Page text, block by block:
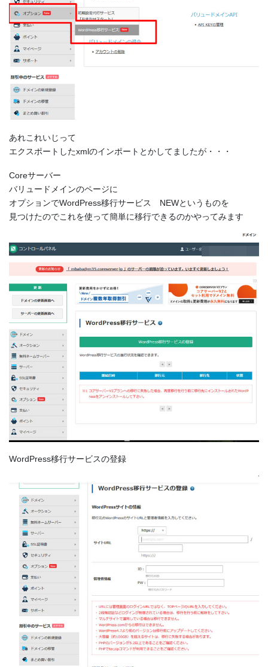
あれこれいじって
エクスポートしたxmlのインポートとかしてましたが・・・
Coreサーバー
バリュードメインのページに
オプションでWordPress移行サービス NEWというものを
見つけたのでこれを使って簡単に移行できるのかやってみます
WordPress移行サービスの登録